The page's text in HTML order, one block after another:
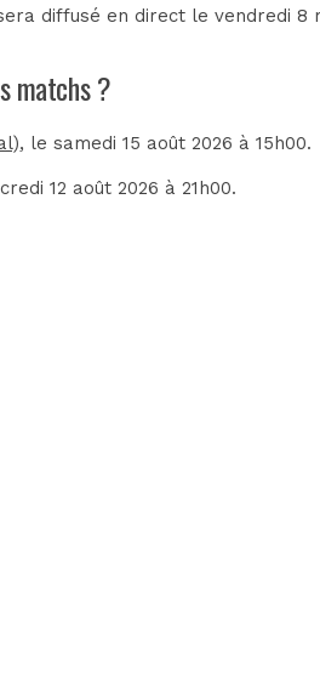
diffusé en direct le vendredi 8
matchs ?
, le samedi 15 août 2026 à 15h00.
12 août 2026 à 21h00.